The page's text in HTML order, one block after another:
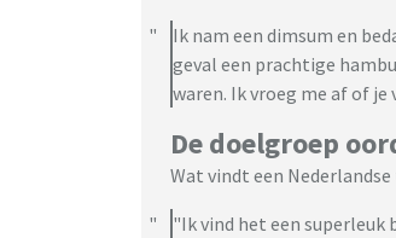
Ik nam een dimsum en
geval een prachtige
waren. Ik vroeg me af of
De doelgroep
Wat vindt een
"Ik vind het een superleuk